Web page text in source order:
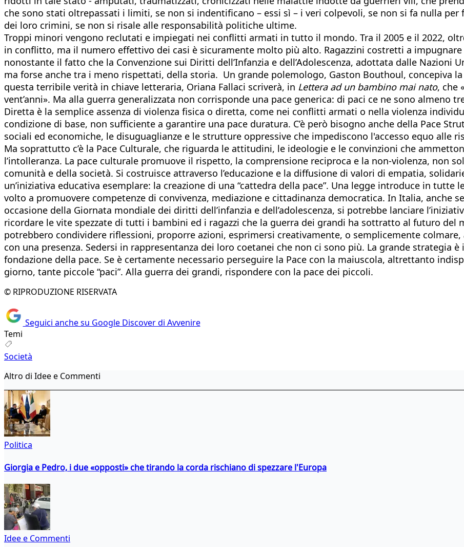
che sono stati oltrepassati i limiti, se non si indentificano – essi sì – i veri colpevoli, se non si fa nulla
dei loro crimini, se non si risale alle responsabilità politiche ultime.
Troppi minori vengono reclutati e impiegati nei conflitti armati in tutto il mondo. Tra il 2005 e il 2022,
in conflitto, ma il numero effettivo dei casi è sicuramente molto più alto. Ragazzini costretti a impugnare
nonostante il fatto che la Convenzione sui Diritti dell’Infanzia e dell’Adolescenza, adottata dalle Nazioni
ma forse anche tra i meno rispettati, della storia. Un grande polemologo, Gaston Bouthoul, concepiva
questa terribile verità in chiave letteraria, Oriana Fallaci scriverà, in Lettera ad un bambino mai nato, che
vent’anni». Ma alla guerra generalizzata non corrisponde una pace generica: di paci ce ne sono almeno
Diretta è la semplice assenza di violenza fisica o diretta, come nei conflitti armati o nella violenza
condizione di base, non sufficiente a garantire una pace duratura. C’è però bisogno anche della Pace
sociali ed economiche, le disuguaglianze e le strutture oppressive che impediscono l'accesso equo alle
Ma soprattutto c’è la Pace Culturale, che riguarda le attitudini, le ideologie e le convinzioni che
l’intolleranza. La pace culturale promuove il rispetto, la comprensione reciproca e la non-violenza, non
comunità e della società. Si costruisce attraverso l’educazione e la diffusione di valori di empatia,
un’iniziativa educativa esemplare: la creazione di una “cattedra della pace”. Una legge introduce in
volto a promuovere competenze di convivenza, mediazione e cittadinanza democratica. In Italia, anche
occasione della Giornata mondiale dei diritti dell’infanzia e dell’adolescenza, si potrebbe lanciare
ricordare le vite spezzate di tutti i bambini ed i ragazzi che la guerra dei grandi ha sottratto al futuro del
potrebbero condividere riflessioni, proporre azioni, esprimersi creativamente, o semplicemente
con una presenza. Sedersi in rappresentanza dei loro coetanei che non ci sono più. La grande strategia
fondazione della pace. Se è certamente necessario perseguire la Pace con la maiuscola, altrettanto
giorno, tante piccole “paci”. Alla guerra dei grandi, rispondere con la pace dei piccoli.
© RIPRODUZIONE RISERVATA
Seguici anche su Google Discover di Avvenire
Temi
Società
Altro di Idee e Commenti
Politica
Giorgia e Pedro, i due «opposti» che tirando la corda rischiano di spezzare l'Europa
Idee e Commenti